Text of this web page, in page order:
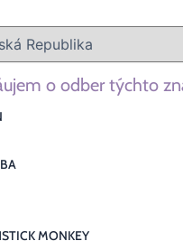
o odber týchto
MONKEY